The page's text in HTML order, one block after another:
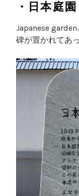
・日本庭園
Japanese
碑が置かれてあっ